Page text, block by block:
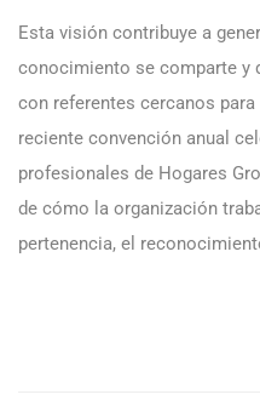
Esta visión contribuye a
conocimiento se comparte y
con referentes cercanos
reciente convención anual
profesionales de Hogares
de cómo la organización
pertenencia, el